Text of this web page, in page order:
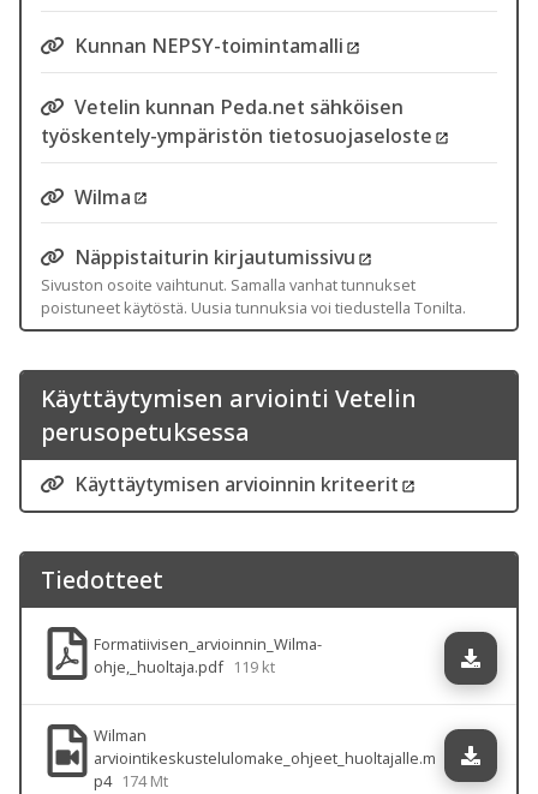
Kunnan NEPSY-toimintamalli
Vetelin kunnan Peda.net sähköisen
työskentely-ympäristön tietosuojaseloste
Wilma
Näppistaiturin kirjautumissivu
Sivuston osoite vaihtunut. Samalla vanhat tunnukset
poistuneet käytöstä. Uusia tunnuksia voi tiedustella Tonilta.
Käyttäytymisen arviointi Vetelin
perusopetuksessa
Käyttäytymisen arvioinnin kriteerit
Tiedotteet
Formatiivisen_arvioinnin_Wilma-
ohje,_huoltaja.pdf 119 kt
Wilman
arviointikeskustelulomake_ohjeet_huoltajalle.m
p4 174 Mt